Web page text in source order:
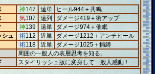
神147 遠単
ヒール944＋共鳴
気107 遠列
ダメージ419＋術アップ
神139 遠単
ダメージ974＋催眠
シュ
術112 近単
ダメージ1212＋アンチヒール
術118 近単
ダメージ1025＋捕縛
周囲の一般人の表層思考を知る。
スタイリッシュ版に変身して一般人感動！